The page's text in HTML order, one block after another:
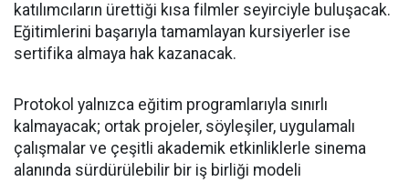
katılımcıların ürettiği kısa filmler seyirciyle buluşacak.
Eğitimlerini başarıyla tamamlayan kursiyerler ise
sertifika almaya hak kazanacak.
Protokol yalnızca eğitim programlarıyla sınırlı
kalmayacak; ortak projeler, söyleşiler, uygulamalı
çalışmalar ve çeşitli akademik etkinliklerle sinema
alanında sürdürülebilir bir iş birliği modeli